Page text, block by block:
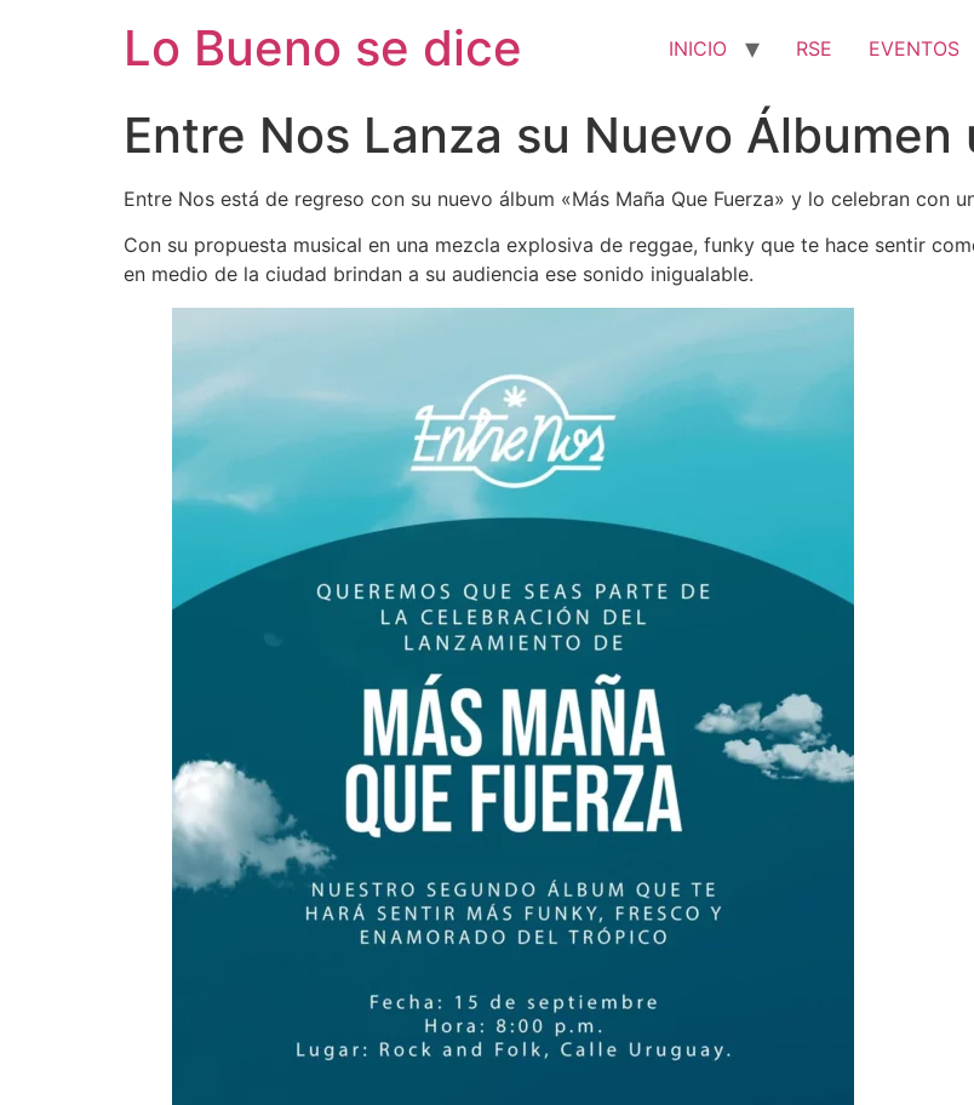
Lo Bueno se dice INICIO RSE EVENTOS
Entre Nos Lanza su Nuevo
Entre Nos está de regreso con su nuevo álbum «Más Maña Que Fuerza» y lo celebran con
Con su propuesta musical en una mezcla explosiva de reggae, funky que te hace sentir
en medio de la ciudad brindan a su audiencia ese sonido inigualable.